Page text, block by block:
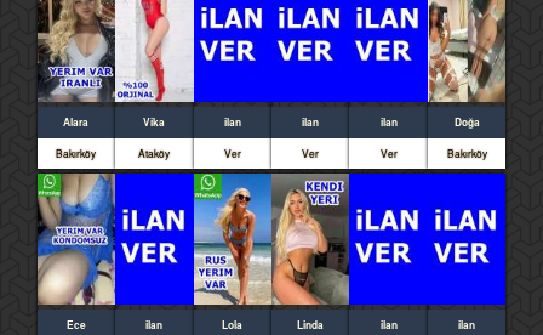
Alara
Bakırköy
Vika
Ataköy
ilan
Ver
ilan
Ver
ilan
Ver
Doğa
Bakırköy
Ece ilan Lola Linda ilan ilan